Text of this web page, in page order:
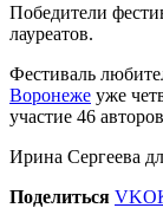
Победители
лауреатов.
Фестиваль
Воронеже уже
участие 46
Ирина Сергеева
Поделиться VK